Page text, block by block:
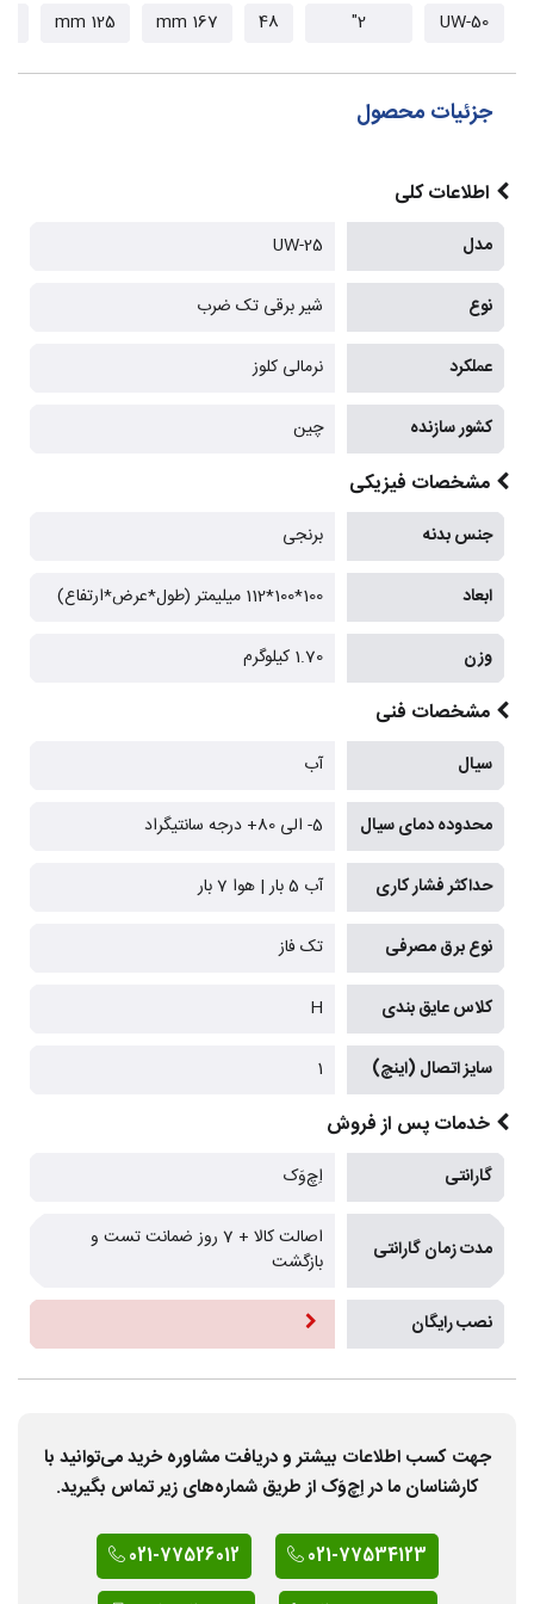
UW-50
2"
48
167 mm
125 mm
جزئیات محصول
اطلاعات کلی
مدل UW-25
نوع شیر برقی تک ضرب
عملکرد نرمالی کلوز
کشور سازنده چین
مشخصات فیزیکی
جنس بدنه برنجی
ابعاد 100*100*112 میلیمتر (طول*عرض*ارتفاع)
وزن 1.70 کیلوگرم
مشخصات فنی
سیال آب
محدوده دمای سیال 5- الی 80+ درجه سانتیگراد
حداکثر فشار کاری آب 5 بار | هوا 7 بار
نوع برق مصرفی تک فاز
کلاس عایق بندی H
سایز اتصال (اینچ) 1
خدمات پس از فروش
گارانتی اِچ‌وَک
مدت زمان گارانتی
اصالت کالا + 7 روز ضمانت تست و
بازگشت
نصب رایگان
جهت کسب اطلاعات بیشتر و دریافت مشاوره خرید می‌توانید با
کارشناسان ما در اِچ‌وَک از طریق شماره‌های زیر تماس بگیرید.
021-77534123
021-77526012